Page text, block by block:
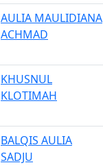
AULIA MAULIDIANA
ACHMAD
KHUSNUL
KLOTIMAH
BALQIS AULIA
SADJU